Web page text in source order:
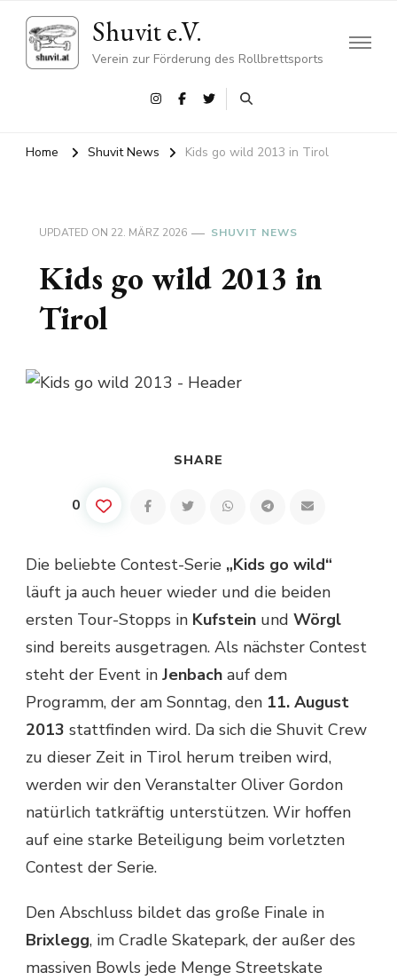
Shuvit e.V.
Verein zur Förderung des Rollbrettsports
Home Shuvit News Kids go wild 2013 in Tirol
UPDATED ON 22. MÄRZ 2026 SHUVIT NEWS
Kids go wild 2013 in
Tirol
SHARE
0
Die beliebte Contest-Serie „Kids go wild“
läuft ja auch heuer wieder und die beiden
ersten Tour-Stopps in Kufstein und Wörgl
sind bereits ausgetragen. Als nächster Contest
steht der Event in Jenbach auf dem
Programm, der am Sonntag, den 11. August
2013 stattfinden wird. Da sich die Shuvit Crew
zu dieser Zeit in Tirol herum treiben wird,
werden wir den Veranstalter Oliver Gordon
natürlich tatkräftig unterstützen. Wir hoffen
auf eine starke Beteiligung beim vorletzten
Contest der Serie.
Den Abschluss bildet das große Finale in
Brixlegg, im Cradle Skatepark, der außer des
massiven Bowls jede Menge Streetskate